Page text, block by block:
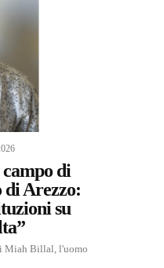
campo di
Arezzo:
su
Miah Billal, l'uomo